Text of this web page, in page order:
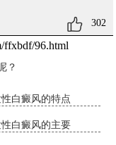
302
ffxbdf/96.html
？
白癜风的特点
白癜风的主要